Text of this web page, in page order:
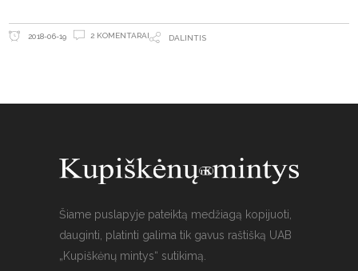
2018-06-19 2 KOMENTARAI DALINTIS
Šiame puslapyje pateiktą medžiagą kopijuoti,
dauginti, platinti galima tik gavus raštišką UAB
„Kupiškėnų mintys“ sutikimą.